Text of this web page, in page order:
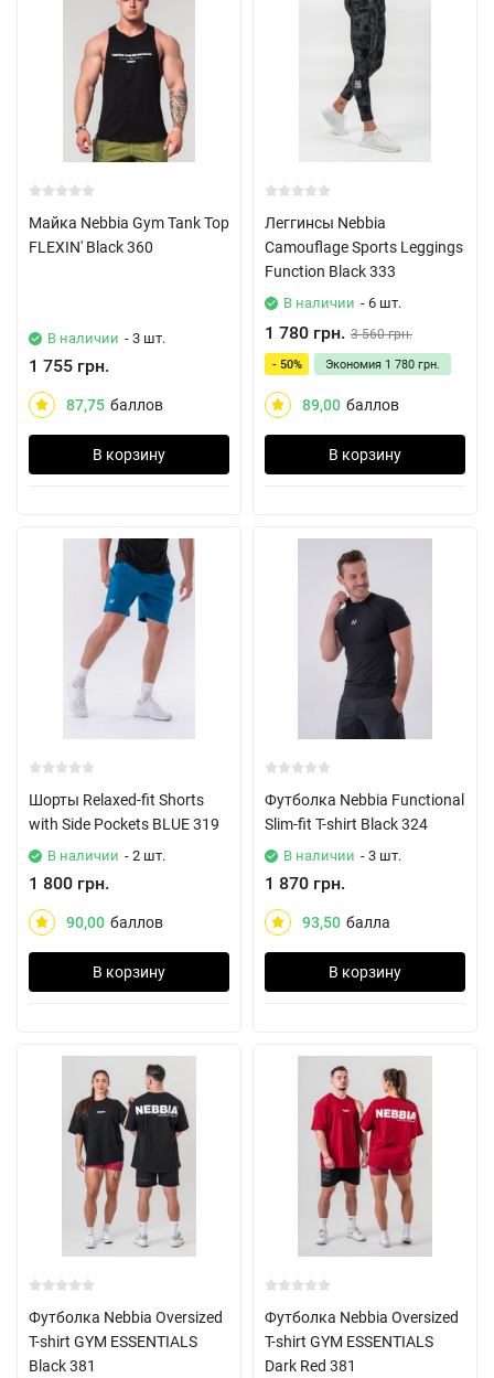
Майка Nebbia Gym Tank Top
FLEXIN' Black 360
В наличии - 3 шт.
1 755 грн.
87,75 баллов
В корзину
Леггинсы Nebbia
Camouflage Sports Leggings
Function Black 333
В наличии - 6 шт.
1 780 грн. 3 560 грн.
- 50% Экономия 1 780 грн.
89,00 баллов
В корзину
Шорты Relaxed-fit Shorts
with Side Pockets BLUE 319
В наличии - 2 шт.
1 800 грн.
90,00 баллов
В корзину
Футболка Nebbia Functional
Slim-fit T-shirt Black 324
В наличии - 3 шт.
1 870 грн.
93,50 балла
В корзину
Футболка Nebbia Oversized
T-shirt GYM ESSENTIALS
Black 381
Футболка Nebbia Oversized
T-shirt GYM ESSENTIALS
Dark Red 381